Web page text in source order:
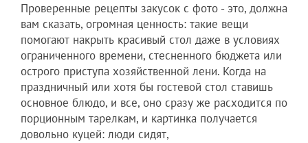
Проверенные рецепты закусок с фото - это, должна
вам сказать, огромная ценность: такие вещи
помогают накрыть красивый стол даже в условиях
ограниченного времени, стесненного бюджета или
острого приступа хозяйственной лени. Когда на
праздничный или хотя бы гостевой стол ставишь
основное блюдо, и все, оно сразу же расходится по
порционным тарелкам, и картинка получается
довольно куцей: люди сидят,